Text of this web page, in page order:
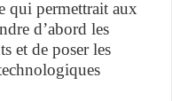
qui permettrait aux
d’abord les
et de poser les